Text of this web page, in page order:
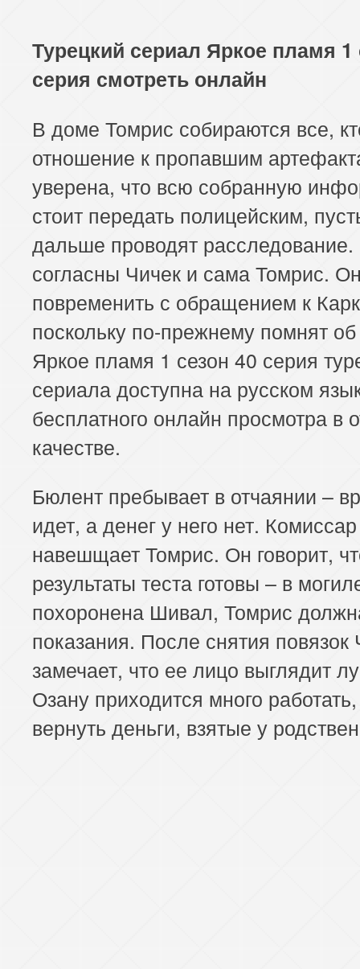
Турецкий сериал Яркое пламя 1
серия смотреть онлайн
В доме Томрис собираются все,
отношение к пропавшим
уверена, что всю собранную
стоит передать полицейским,
дальше проводят
согласны Чичек и сама Томрис.
повременить с обращением к
поскольку по-прежнему помнят
Яркое пламя 1 сезон 40 серия
сериала доступна на русском
бесплатного онлайн просмотра в
качестве.
Бюлент пребывает в отчаянии –
идет, а денег у него нет.
навешщает Томрис. Он говорит,
результаты теста готовы – в
похоронена Шивал, Томрис
показания. После снятия повязок
замечает, что ее лицо выглядит
Озану приходится много
вернуть деньги, взятые у